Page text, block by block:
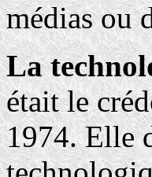
médias ou
La
était le
1974. Elle